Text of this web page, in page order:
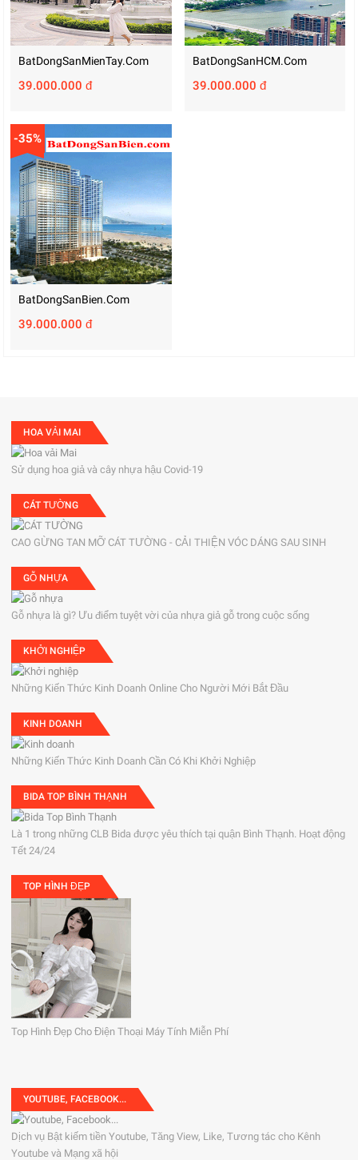
BatDongSanMienTay.com
39.000.000 đ
BatDongSanHCM.com
39.000.000 đ
-35%
BatDongSanBien.com
39.000.000 đ
HOA VẢI MAI
Sử dụng hoa giả và cây nhựa hậu Covid-19
CÁT TƯỜNG
CAO GỪNG TAN MỠ CÁT TƯỜNG - CẢI THIỆN VÓC DÁNG SAU SINH
GỖ NHỰA
Gỗ nhựa là gì? Ưu điểm tuyệt vời của nhựa giả gỗ trong cuộc sống
KHỞI NGHIỆP
Những Kiến Thức Kinh Doanh Online Cho Người Mới Bắt Đầu
KINH DOANH
Những Kiến Thức Kinh Doanh Cần Có Khi Khởi Nghiệp
BIDA TOP BÌNH THẠNH
Là 1 trong những CLB Bida được yêu thích tại quận Bình Thạnh. Hoạt động
Tết 24/24
TOP HÌNH ĐẸP
Top Hình Đẹp Cho Điện Thoại Máy Tính Miễn Phí
YOUTUBE, FACEBOOK...
Dịch vụ Bật kiếm tiền Youtube, Tăng View, Like, Tương tác cho Kênh
Youtube và Mạng xã hội